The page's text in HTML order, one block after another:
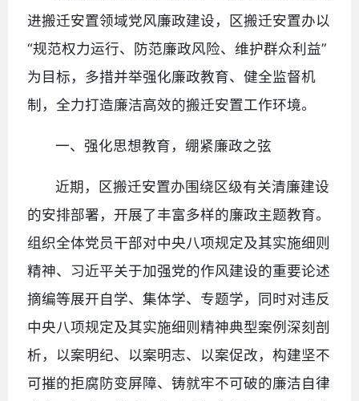
进搬迁安置领域党风廉政建设，区搬迁安置办以
“规范权力运行、防范廉政风险、维护群众利益”
为目标，多措并举强化廉政教育、健全监督机
制，全力打造廉洁高效的搬迁安置工作环境。
一、强化思想教育，绷紧廉政之弦
近期，区搬迁安置办围绕区级有关清廉建设
的安排部署，开展了丰富多样的廉政主题教育。
组织全体党员干部对中央八项规定及其实施细则
精神、习近平关于加强党的作风建设的重要论述
摘编等展开自学、集体学、专题学，同时对违反
中央八项规定及其实施细则精神典型案例深刻剖
析，以案明纪、以案明志、以案促改，构建坚不
可摧的拒腐防变屏障、铸就牢不可破的廉洁自律